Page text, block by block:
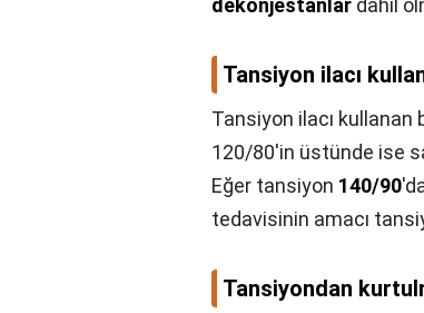
dekonjestanlar dahil
Tansiyon ilacı
Tansiyon ilacı kullanan
120/80'in üstünde ise
Eğer tansiyon 140/90
tedavisinin amacı
Tansiyondan